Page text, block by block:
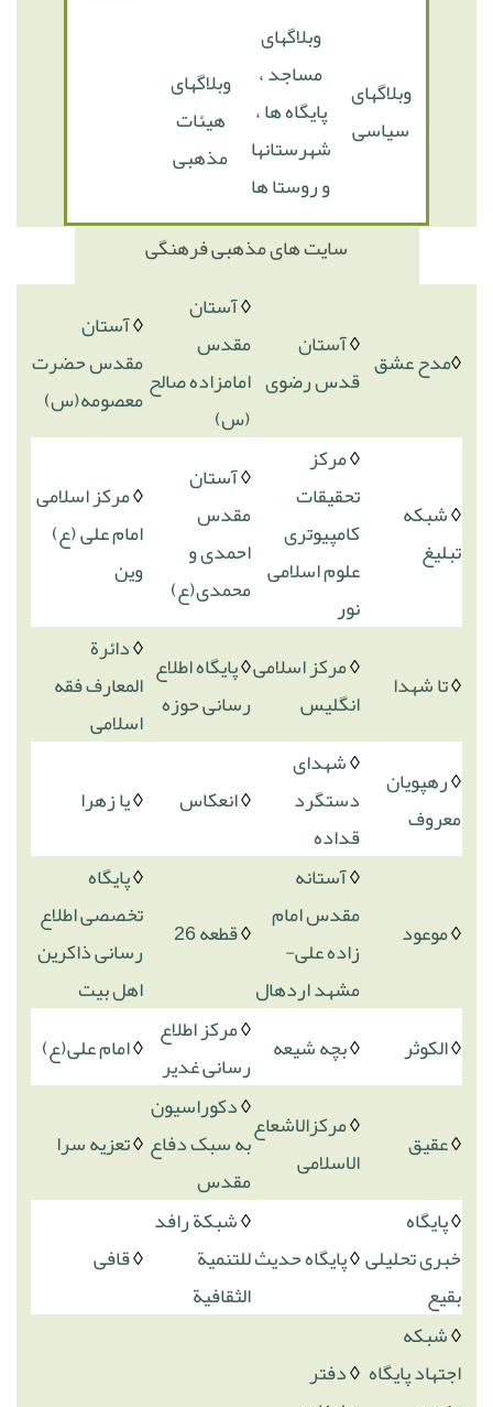
وبلاگهای
سیاسی
وبلاگهای
مساجد ،
پایگاه ها ،
شهرستانها
و روستا ها
وبلاگهای
هیئات
مذهبی
سایت های مذهبی فرهنگی
◊مدح عشق ◊آستان
قدس رضوی
◊آستان
مقدس
امامزاده صالح
(س)
◊آستان
مقدسحضرت
معصومه(س)
◊شبکه
تبلیغ
◊مرکز
تحقیقات
کامپیوتری
علوم اسلامی
نور
◊آستان
مقدس
احمدی و
محمدی(ع)
◊مرکز اسلامی
امام علی (ع)
وین
◊تا شهدا ◊مرکز اسلامی
انگلیس
◊پایگاه اطلاع
رسانی حوزه
◊دائرة
المعارف فقه
اسلامی
◊رهپویان
معروف
◊شهدای
دستگرد
قداده
◊انعکاس ◊یا زهرا
◊موعود
◊آستانه
مقدس امام
زاده علی-
مشهد اردهال
◊قطعه 26
◊پایگاه
تخصصی اطلاع
رسانی ذاکرین
اهل بیت
◊الکوثر ◊بچه شیعه ◊مرکز اطلاع
رسانی غدیر ◊امام علی(ع)
◊عقیق ◊مرکزالاشعاع
الاسلامی
◊دکوراسیون
به سبک دفاع
مقدس
◊تعزیه سرا
◊پایگاه
خبری تحلیلی
بقیع
◊پایگاه حدیث
◊شبکة رافد
للتنمیة
الثقافیة
◊قافی
◊شبکه
اجتهاد پایگاه ◊دفتر